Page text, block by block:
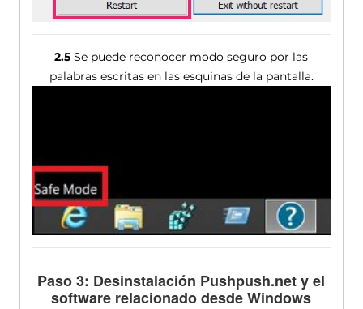
2.5 Se puede reconocer modo seguro por las
palabras escritas en las esquinas de la pantalla.
Paso 3: Desinstalación Pushpush.net y el
software relacionado desde Windows